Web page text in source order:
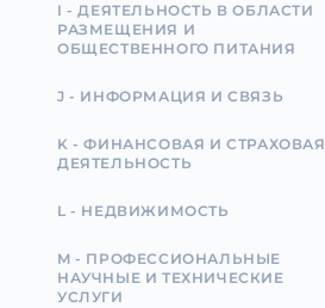
I - ДЕЯТЕЛЬНОСТЬ В ОБЛАСТИ
РАЗМЕЩЕНИЯ И
ОБЩЕСТВЕННОГО ПИТАНИЯ
J - ИНФОРМАЦИЯ И СВЯЗЬ
K - ФИНАНСОВАЯ И СТРАХОВАЯ
ДЕЯТЕЛЬНОСТЬ
L - НЕДВИЖИМОСТЬ
M - ПРОФЕССИОНАЛЬНЫЕ
НАУЧНЫЕ И ТЕХНИЧЕСКИЕ
УСЛУГИ